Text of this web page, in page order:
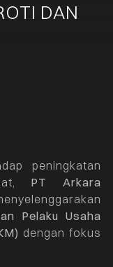
DAN
peningkatan
PT Arkara
Pelaku Usaha
dengan fokus